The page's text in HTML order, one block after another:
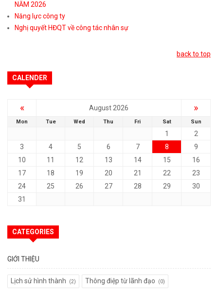
NĂM 2026
Năng lực công ty
Nghị quyết HĐQT về công tác nhân sự
back to top
CALENDER
« August 2026 »
Mon Tue Wed Thu Fri Sat Sun
1
2
3
4 5 6 7 8
9
10
11 12 13 14 15
16
17
18 19 20 21 22
23
24
25 26 27 28 29
30
31
CATEGORIES
GIỚI THIỆU
Lịch sử hình thành (2) Thông điệp từ lãnh đạo (0)